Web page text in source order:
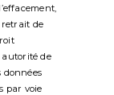
retrait de
autorité de
données
par voie